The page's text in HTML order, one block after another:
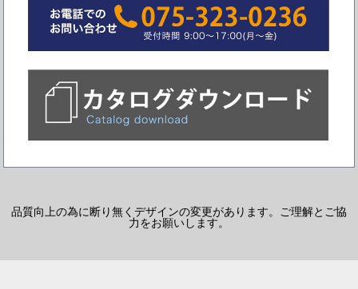
品質向上の為に断り無くデザインの変更があります。ご理解とご協
力をお願いします。